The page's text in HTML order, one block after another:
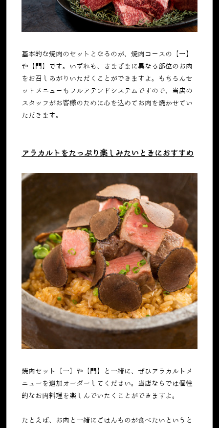
基本的な焼肉のセットとなるのが、焼肉コースの【一】
や【門】です。いずれも、さまざまに異なる部位のお肉
をお召しあがりいただくことができますよ。もちろんセ
ットメニューもフルアテンドシステムですので、当店の
スタッフがお客様のために心を込めてお肉を焼かせてい
ただきます。
アラカルトをたっぷり楽しみたいときにおすすめ
焼肉セット【一】や【門】と一緒に、ぜひアラカルトメ
ニューを追加オーダーしてください。当店ならでは個性
的なお肉料理を楽しんでいたくことができますよ。
たとえば、お肉と一緒にごはんものが食べたいというと